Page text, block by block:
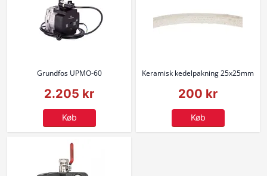
Grundfos UPMO-60
2.205 kr
Køb
Keramisk kedelpakning 25x25mm
200 kr
Køb